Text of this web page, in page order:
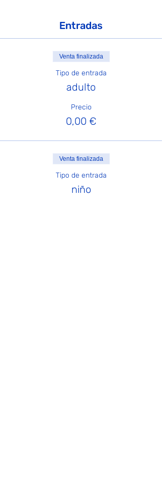
Entradas
Venta finalizada
Tipo de entrada
adulto
Precio
0,00 €
Venta finalizada
Tipo de entrada
niño